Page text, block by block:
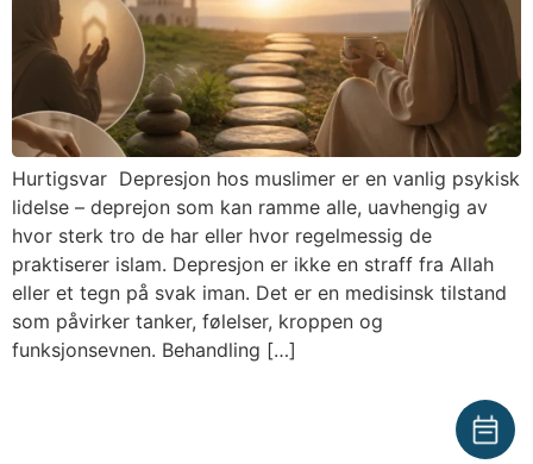
Hurtigsvar ​ Depresjon hos muslimer er en vanlig psykisk
lidelse – deprejon som kan ramme alle, uavhengig av
hvor sterk tro de har eller hvor regelmessig de
praktiserer islam. Depresjon er ikke en straff fra Allah
eller et tegn på svak iman. Det er en medisinsk tilstand
som påvirker tanker, følelser, kroppen og
funksjonsevnen. Behandling […]